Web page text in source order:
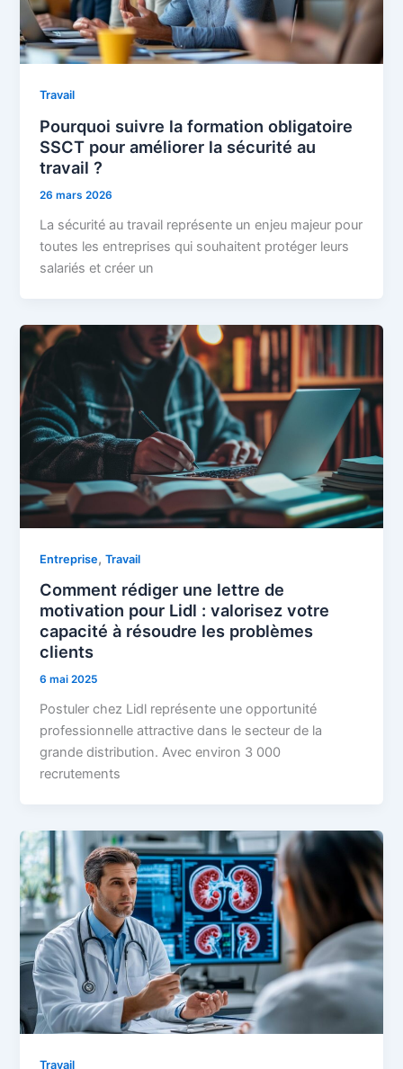
Travail
Pourquoi suivre la formation obligatoire
SSCT pour améliorer la sécurité au
travail ?
26 mars 2026
La sécurité au travail représente un enjeu majeur pour
toutes les entreprises qui souhaitent protéger leurs
salariés et créer un
Entreprise,Travail
Comment rédiger une lettre de
motivation pour Lidl : valorisez votre
capacité à résoudre les problèmes
clients
6 mai 2025
Postuler chez Lidl représente une opportunité
professionnelle attractive dans le secteur de la
grande distribution. Avec environ 3 000
recrutements
Travail